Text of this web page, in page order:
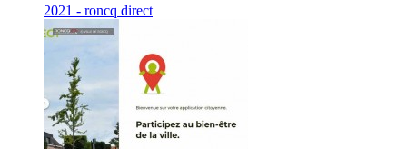
2021 - roncq direct